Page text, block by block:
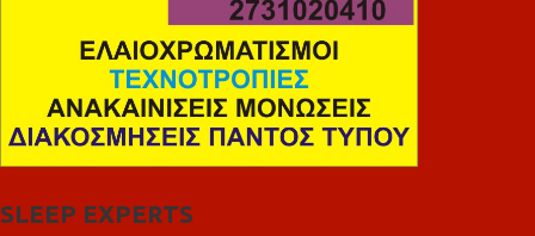
SLEEP EXPERTS